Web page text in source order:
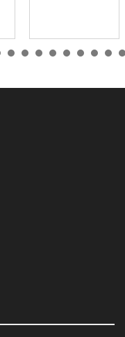
9 10 11 12 13 14 15 16